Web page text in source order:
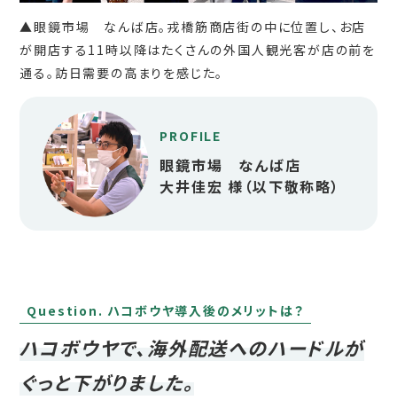
▲眼鏡市場 なんば店。戎橋筋商店街の中に位置し、お店
が開店する11時以降はたくさんの外国人観光客が店の前を
通る。訪日需要の高まりを感じた。
PROFILE
眼鏡市場 なんば店
大井佳宏 様（以下敬称略）
Question. ハコボウヤ導入後のメリットは？
ハコボウヤで、海外配送へのハードルが
ぐっと下がりました。